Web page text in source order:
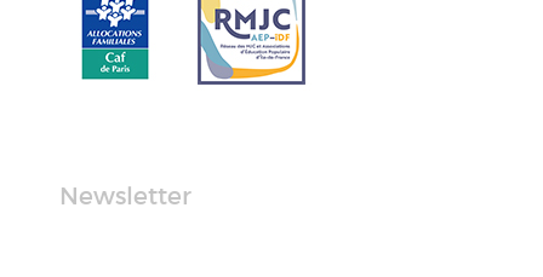
Newsletter